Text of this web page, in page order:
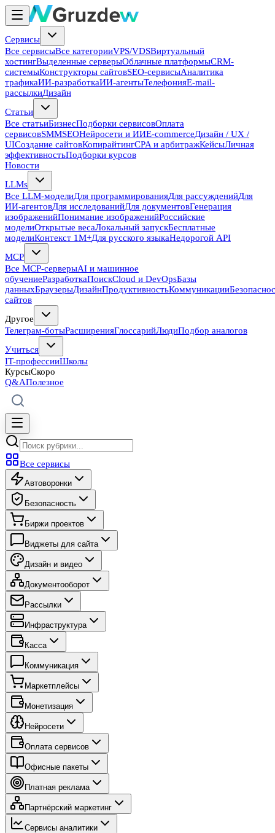
Сервисы
Все сервисыВсе категорииVPS/VDSВиртуальный
хостингВыделенные серверыОблачные платформыCRM-
системыКонструкторы сайтовSEO-сервисыАналитика
трафикаИИ-разработкаИИ-агентыТелефонияE-mail-
рассылкиДизайн
Статьи
Все статьиБизнесПодборки сервисовОплата
сервисовSMMSEOНейросети и ИИE-commerceДизайн / UX /
UIСоздание сайтовКопирайтингCPA и арбитражКейсыЛичная
эффективностьПодборки курсов
Новости
LLMs
Все LLM-моделиДля программированияДля рассужденийДля
ИИ-агентовДля исследованийДля документовГенерация
изображенийПонимание изображенийРоссийские
моделиОткрытые весаЛокальный запускБесплатные
моделиКонтекст 1M+Для русского языкаНедорогой API
MCP
Все MCP-серверыAI и машинное
обучениеРазработкаПоискCloud и DevOpsБазы
данныхБраузерыДизайнПродуктивностьКоммуникации
сайтов
Другое
Телеграм-ботыРасширенияГлоссарийЛюдиПодбор аналогов
Учиться
IT-профессииШколы
КурсыСкоро
Q&AПолезное
Все сервисы
Автоворонки
Безопасность
Биржи проектов
Виджеты для сайта
Дизайн и видео
Документооборот
Рассылки
Инфраструктура
Касса
Коммуникация
Маркетплейсы
Монетизация
Нейросети
Оплата сервисов
Офисные пакеты
Платная реклама
Партнёрский маркетинг
Сервисы аналитики